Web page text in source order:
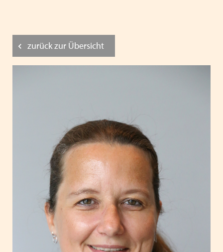
zurück zur Übersicht